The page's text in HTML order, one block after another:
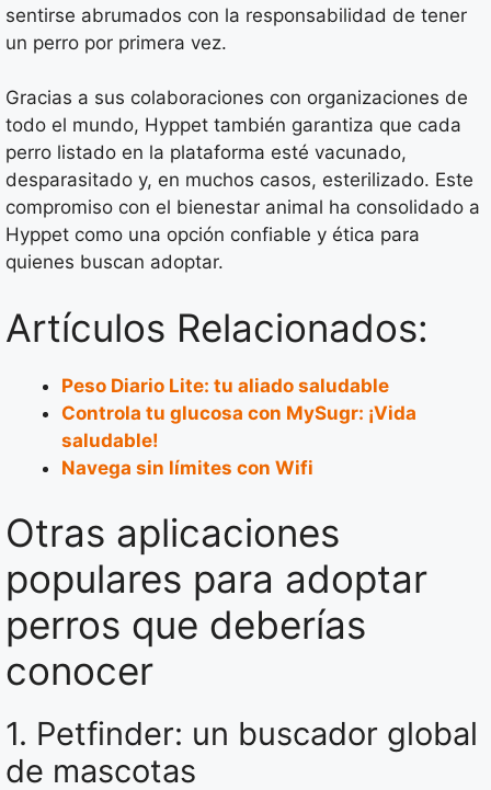
sentirse abrumados con la responsabilidad de tener
un perro por primera vez.
Gracias a sus colaboraciones con organizaciones de
todo el mundo, Hyppet también garantiza que cada
perro listado en la plataforma esté vacunado,
desparasitado y, en muchos casos, esterilizado. Este
compromiso con el bienestar animal ha consolidado a
Hyppet como una opción confiable y ética para
quienes buscan adoptar.
Artículos Relacionados:
Peso Diario Lite: tu aliado saludable
Controla tu glucosa con MySugr: ¡Vida
saludable!
Navega sin límites con Wifi
Otras aplicaciones
populares para adoptar
perros que deberías
conocer
1. Petfinder: un buscador global
de mascotas